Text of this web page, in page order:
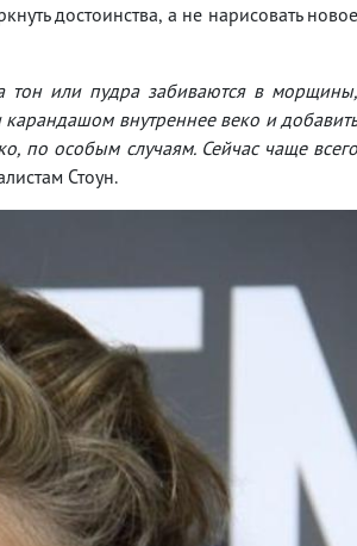
достоинства, а не нарисовать новое
тон или пудра забиваются в морщины,
карандашом внутреннее веко и добавить
по особым случаям. Сейчас чаще всего
Стоун.